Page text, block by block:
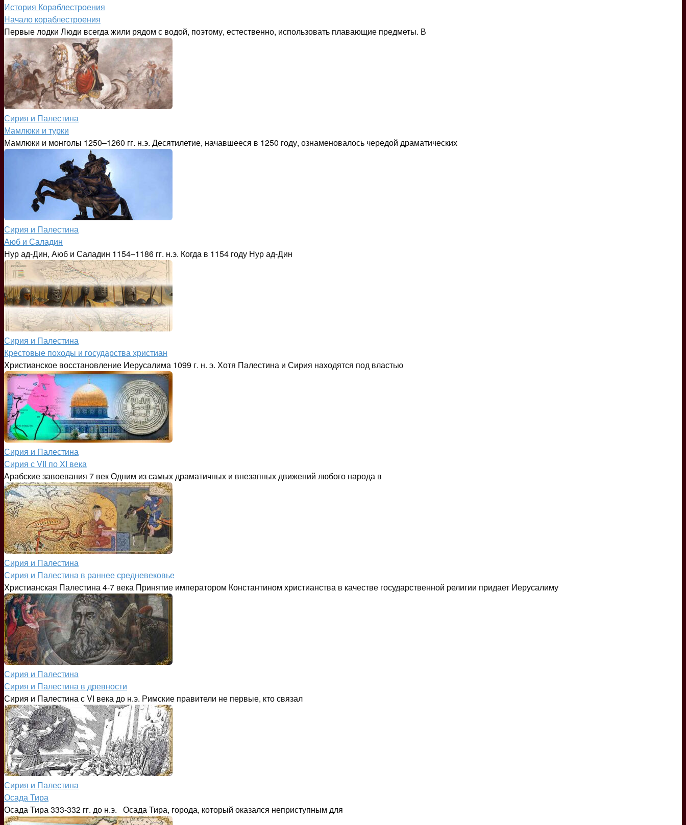
История Кораблестроения
Начало кораблестроения
Первые лодки Люди всегда жили рядом с водой, поэтому, естественно, использовать плавающие предметы. В
Сирия и Палестина
Мамлюки и турки
Мамлюки и монголы 1250–1260 гг. н.э. Десятилетие, начавшееся в 1250 году, ознаменовалось чередой драматических
Сирия и Палестина
Аюб и Саладин
Нур ад-Дин, Аюб и Саладин 1154–1186 гг. н.э. Когда в 1154 году Нур ад-Дин
Сирия и Палестина
Крестовые походы и государства христиан
Христианское восстановление Иерусалима 1099 г. н. э. Хотя Палестина и Сирия находятся под властью
Сирия и Палестина
Сирия с VII по XI века
Арабские завоевания 7 век Одним из самых драматичных и внезапных движений любого народа в
Сирия и Палестина
Сирия и Палестина в раннее средневековье
Христианская Палестина 4-7 века Принятие императором Константином христианства в качестве государственной религии придает Иерусалиму
Сирия и Палестина
Сирия и Палестина в древности
Сирия и Палестина с VI века до н.э. Римские правители не первые, кто связал
Сирия и Палестина
Осада Тира
Осада Тира 333-332 гг. до н.э. Осада Тира, города, который оказался неприступным для